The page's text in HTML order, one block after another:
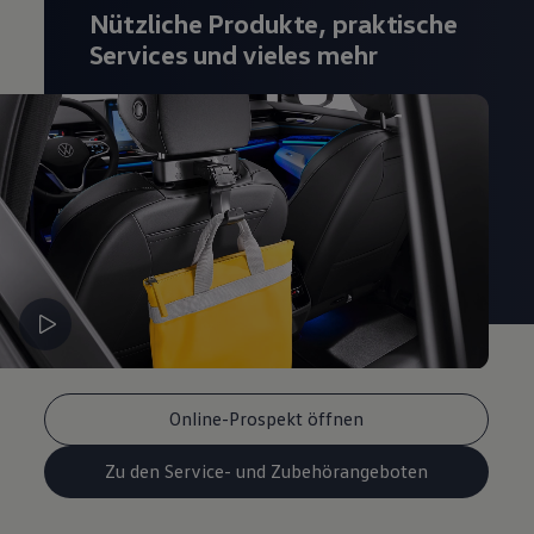
Magazin
Lifestyle
Transport
Elektromobilität
Volkswagen R
Pannen- und Unfallhilfe
Volkswagen Kundenbetreuung
Online-Prospekt öffnen
Zu den Service- und Zubehörangeboten
Nützliche Produkte, praktische
Services und vieles mehr